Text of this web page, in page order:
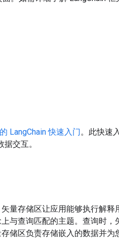
LangChain 快速入门。此快速
交互。
量存储区让应用能够执行解释
与查询匹配的主题。查询时，
储区负责存储嵌入的数据并为